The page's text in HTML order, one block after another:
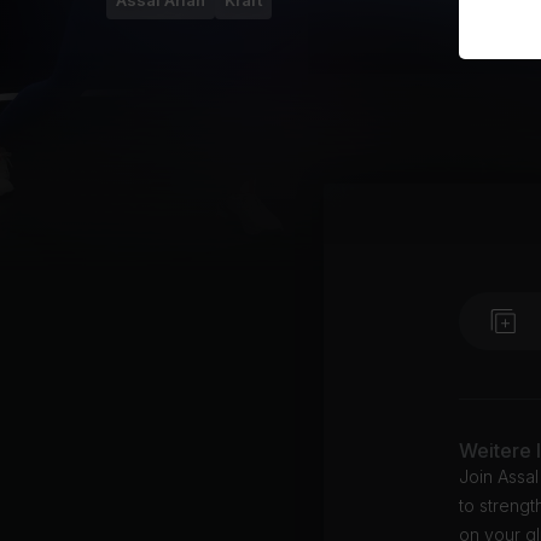
Weitere
Join
to
on your